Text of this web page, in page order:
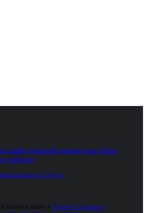
audio fotografia internet apps blog
software
participar en Trivias.
is licensed under a Creative Commons